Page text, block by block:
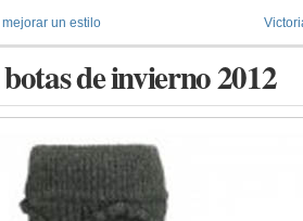
un estilo
de invierno 2012